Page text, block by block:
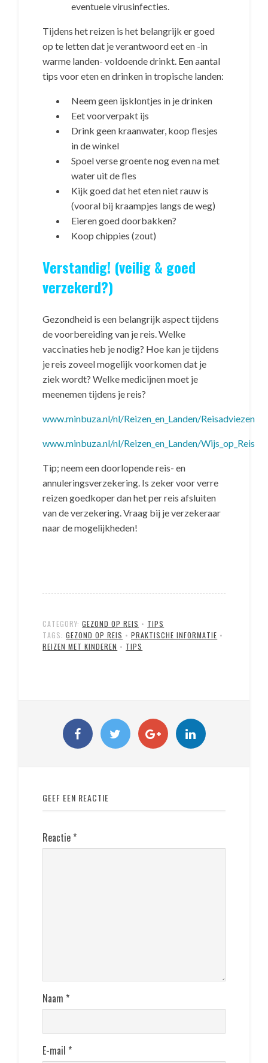
eventuele virusinfecties.
Tijdens het reizen is het belangrijk er goed
op te letten dat je verantwoord eet en -in
warme landen- voldoende drinkt. Een aantal
tips voor eten en drinken in tropische landen:
Neem geen ijsklontjes in je drinken
Eet voorverpakt ijs
Drink geen kraanwater, koop flesjes
in de winkel
Spoel verse groente nog even na met
water uit de fles
Kijk goed dat het eten niet rauw is
(vooral bij kraampjes langs de weg)
Eieren goed doorbakken?
Koop chippies (zout)
Verstandig! (veilig & goed
verzekerd?)
Gezondheid is een belangrijk aspect tijdens
de voorbereiding van je reis. Welke
vaccinaties heb je nodig? Hoe kan je tijdens
je reis zoveel mogelijk voorkomen dat je
ziek wordt? Welke medicijnen moet je
meenemen tijdens je reis?
www.minbuza.nl/nl/Reizen_en_Landen/Reisadviezen
www.minbuza.nl/nl/Reizen_en_Landen/Wijs_op_Reis
Tip; neem een doorlopende reis- en
annuleringsverzekering. Is zeker voor verre
reizen goedkoper dan het per reis afsluiten
van de verzekering. Vraag bij je verzekeraar
naar de mogelijkheden!
CATEGORY:GEZOND OP REIS • TIPS
TAGS:GEZOND OP REIS •PRAKTISCHE INFORMATIE •
REIZEN MET KINDEREN • TIPS
GEEF EEN REACTIE
Reactie *
Naam *
E-mail *